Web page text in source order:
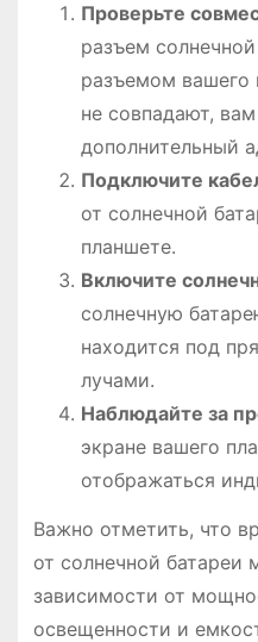
Проверьте
разъем
разъемом вашего
не совпадают,
дополнительный
Подключите
от солнечной
планшете.
Включите
солнечную
находится под
лучами.
Наблюдайте за
экране вашего
отображаться
Важно отметить, что
от солнечной батареи
зависимости от
освещенности и